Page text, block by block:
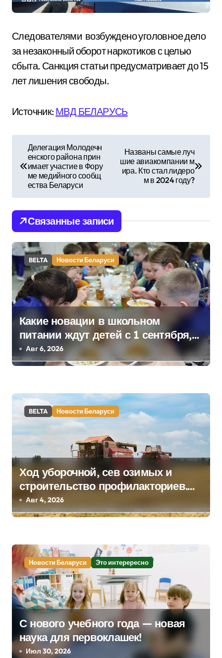
Следователями возбуждено уголовное дело
за незаконный оборот наркотиков с целью
сбыта. Санкция статьи предусматривает до 15
лет лишения свободы.
Источник: МВД БЕЛАРУСЬ
и
г
а
ц
и
я
п
о
з
а
п
и
я
м
Делегация Молодечн
енского района прин
имает участие в Фору
ме медийного сообщ
ества Беларуси
Названы самые луч
шие авиакомпании м
ира. Кто стал лидеро
м в 2024 году?
Связанные записи
BELTA Новости Беларуси
Какие новации в школьном
питании ждут детей с 1 сентября,
рассказали в правительстве
Авг 6, 2026
BELTA Новости Беларуси
Ход уборочной, сев озимых и
строительство профилакториев.
Лукашенко заслушал доклад главы
Минсельхозпрода
Авг 4, 2026
Новости Беларуси Это интерересно
С нового учебного года — новая
наука для первоклашек!
Июл 30, 2026